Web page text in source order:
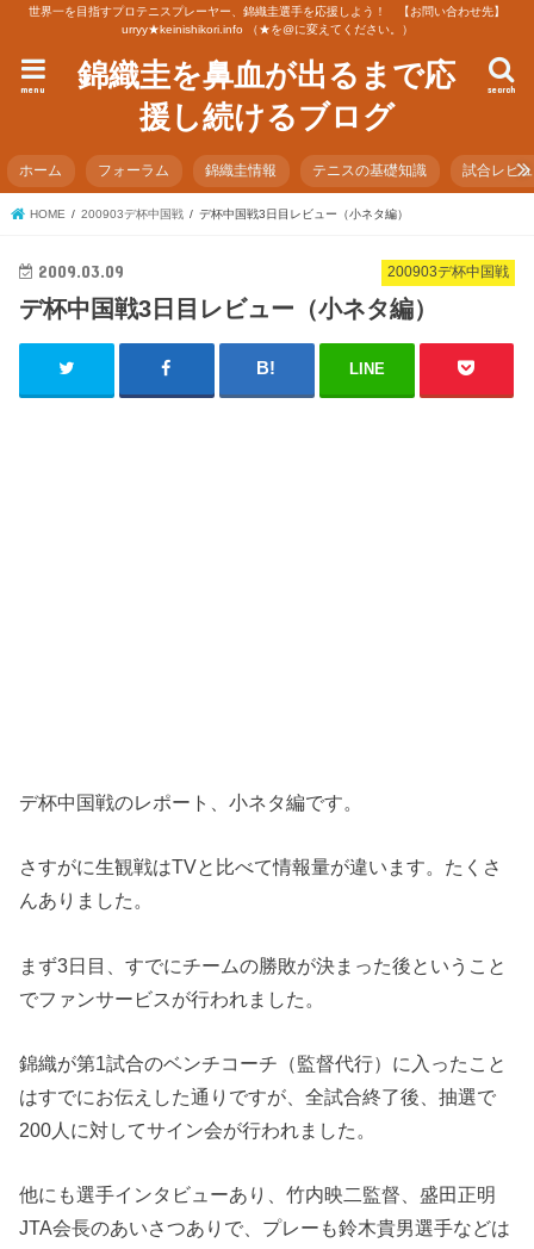
世界一を目指すプロテニスプレーヤー、錦織圭選手を応援しよう！ 【お問い合わせ先】
urryy★keinishikori.info （★を@に変えてください。）
錦織圭を鼻血が出るまで応
援し続けるブログ
search
menu
ホーム フォーラム 錦織圭情報 テニスの基礎知識 試合レビ
HOME 200903デ杯中国戦 デ杯中国戦3日目レビュー（小ネタ編）
200903デ杯中国戦
2009.03.09
デ杯中国戦3日目レビュー（小ネタ編）
LINE
デ杯中国戦のレポート、小ネタ編です。
さすがに生観戦はTVと比べて情報量が違います。たくさ
んありました。
まず3日目、すでにチームの勝敗が決まった後ということ
でファンサービスが行われました。
錦織が第1試合のベンチコーチ（監督代行）に入ったこと
はすでにお伝えした通りですが、全試合終了後、抽選で
200人に対してサイン会が行われました。
他にも選手インタビューあり、竹内映二監督、盛田正明
JTA会長のあいさつありで、プレーも鈴木貴男選手などは